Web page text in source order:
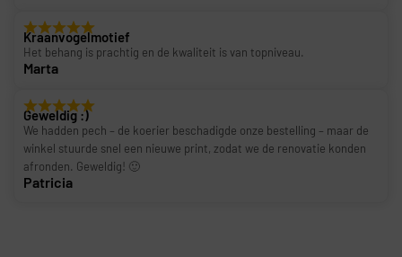
Kraanvogelmotief
Het behang is prachtig en de kwaliteit is van topniveau.
Marta
Geweldig :)
We hadden pech – de koerier beschadigde onze bestelling – maar de
winkel stuurde snel een nieuwe print, zodat we de renovatie konden
afronden. Geweldig! 🙂
Patricia